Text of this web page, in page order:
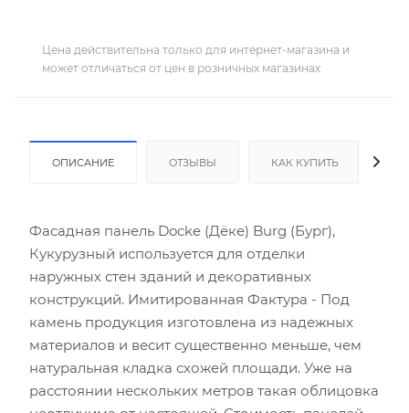
Цена действительна только для интернет-магазина и
может отличаться от цен в розничных магазинах
ОПИСАНИЕ ОТЗЫВЫ КАК КУПИТЬ
Фасадная панель Docke (Дёке) Burg (Бург),
Кукурузный используется для отделки
наружных стен зданий и декоративных
конструкций. Имитированная Фактура - Под
камень продукция изготовлена из надежных
материалов и весит существенно меньше, чем
натуральная кладка схожей площади. Уже на
расстоянии нескольких метров такая облицовка